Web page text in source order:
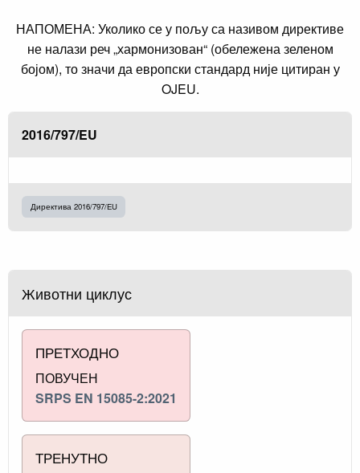
НАПОМЕНА: Уколико се у пољу са називом директиве
не налази реч „хармонизован“ (обележена зеленом
бојом), то значи да европски стандард није цитиран у
OJEU.
2016/797/EU
Директива 2016/797/EU
Животни циклус
ПРЕТХОДНО
ПОВУЧЕН
SRPS EN 15085-2:2021
ТРЕНУТНО